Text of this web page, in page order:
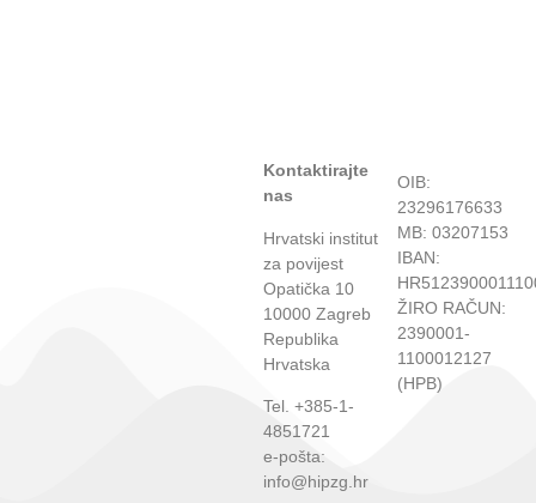
Kontaktirajte
nas
Hrvatski institut
za povijest
Opatička 10
10000 Zagreb
Republika
Hrvatska
Tel. +385-1-
4851721
e-pošta:
info@hipzg.hr
OIB:
23296176633
MB: 03207153
IBAN:
ŽIRO RAČUN:
2390001-
1100012127
(HPB)